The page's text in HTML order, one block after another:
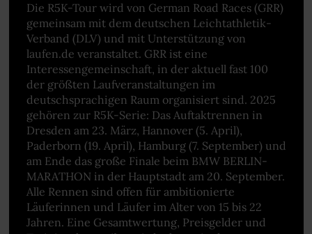
Die R5K-Tour wird von German Road Races (GRR)
gemeinsam mit dem deutschen Leichtathletik-
Verband (DLV) und mit Unterstützung von
laufen.de veranstaltet. GRR ist eine
Interessengemeinschaft, in der aktuell fast 100
der größten Laufveranstaltungen im
deutschsprachigen Raum organisiert sind. 2025
gehören zur R5K-Serie: Das Auftaktrennen in
Dresden am 23. März, Hannover (5. April),
Paderborn (19. April), Hamburg (7. September) und
am Ende das große Finale beim BMW BERLIN-
MARATHON in der Hauptstadt am 20. September.
Alle Rennen sind offen für ambitionierte
Läuferinnen und Läufer im Alter von 15 bis 22
Jahren. Eine Gesamtwertung, Preisgelder und